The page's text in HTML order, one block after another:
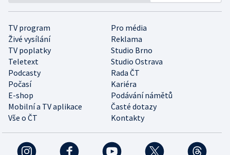
TV program
Pro média
Živé vysílání
Reklama
TV poplatky
Studio Brno
Teletext
Studio Ostrava
Podcasty
Rada ČT
Počasí
Kariéra
E-shop
Podávání námětů
Mobilní a TV aplikace
Časté dotazy
Vše o ČT
Kontakty